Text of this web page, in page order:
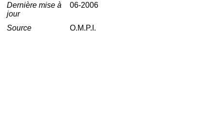
Dernière mise à
jour
06-2006
Source O.M.P.I.